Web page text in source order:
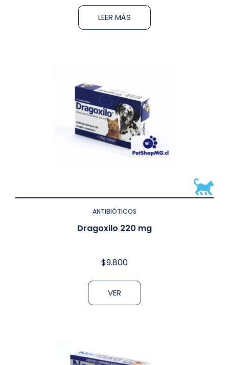
LEER MÁS
ANTIBIÓTICOS
Dragoxilo 220 mg
$9.800
VER